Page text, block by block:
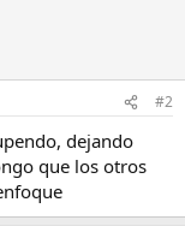
#2
dejando
que los otros